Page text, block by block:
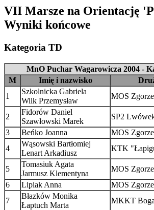
VII Marsze na Orientację
Wyniki końcowe
Kategoria TD
MnO Puchar Wagarowicza 2004 -
M
Imię i nazwisko
1
Szkolnicka Gabriela
Wilk Przemysław
MOS
2
Fidorów Daniel
Szawłowski Marek
SP2
3
Beńko Joanna MOS
4
Wąsowski Bartłomiej
Lenart Arkadiusz
KTK
5
Tomasiuk Agata
Jarmusz Klementyna
MOS
6
Lipiak Anna MOS
7
Błazków Monika
Łaptuch Marta
MKKT